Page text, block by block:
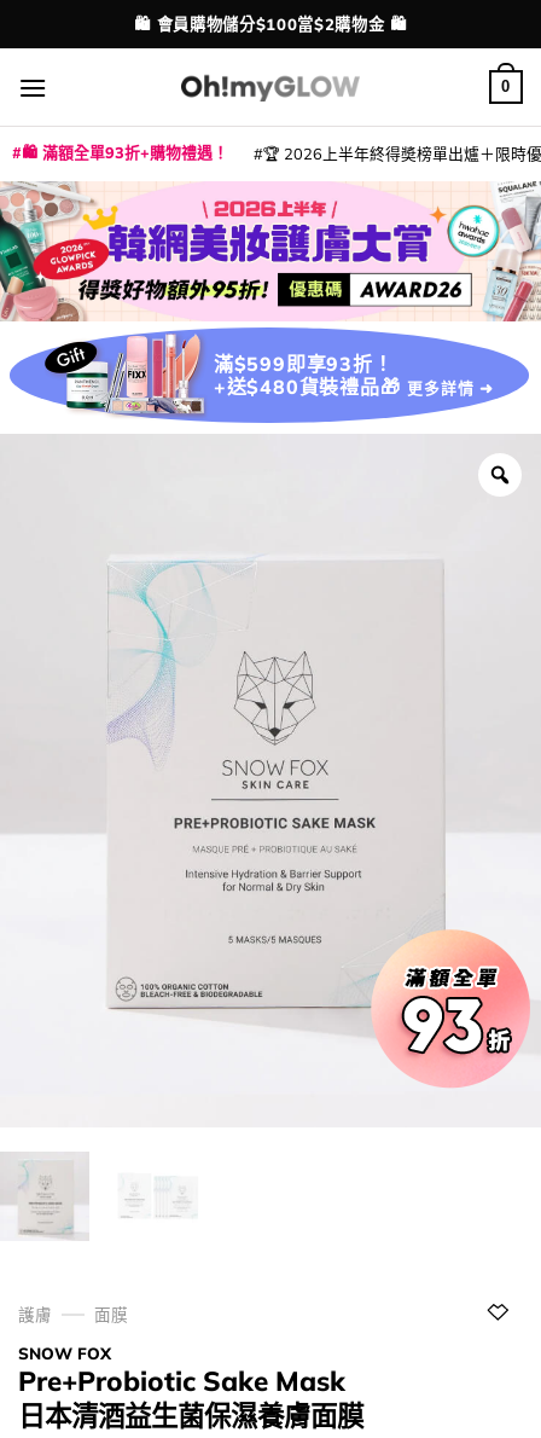
to
content
配送港澳
🛍️ 會員購物儲分$100當$2購物金 🛍️
0
🛍️ 滿額全單93折+購物禮遇！ 🏆 2026上半年終得奬榜單出爐＋限時
滿$599即享93折！
+送$480貨裝禮品🎁 更多詳情 ➜
護膚
面膜
SNOW FOX
Pre+Probiotic Sake Mask
日本清酒益生菌保濕養膚面膜